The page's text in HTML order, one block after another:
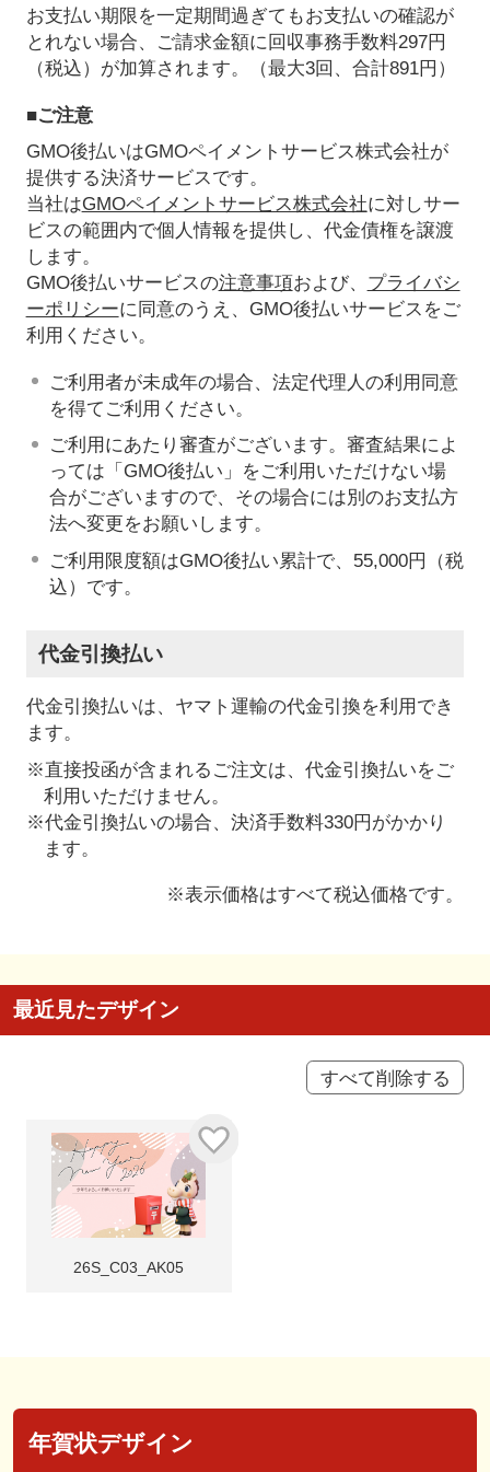
お支払い期限を一定期間過ぎてもお支払いの確認が
とれない場合、ご請求金額に回収事務手数料297円
（税込）が加算されます。（最大3回、合計891円）
■ご注意
GMO後払いはGMOペイメントサービス株式会社が
提供する決済サービスです。
当社はGMOペイメントサービス株式会社に対しサー
ビスの範囲内で個人情報を提供し、代金債権を譲渡
します。
GMO後払いサービスの注意事項および、 プライバシ
ーポリシーに同意のうえ、GMO後払いサービスをご
利用ください。
ご利用者が未成年の場合、法定代理人の利用同意
を得てご利用ください。
ご利用にあたり審査がございます。審査結果によ
っては「GMO後払い」をご利用いただけない場
合がございますので、その場合には別のお支払方
法へ変更をお願いします。
ご利用限度額はGMO後払い累計で、55,000円（税
込）です。
代金引換払い
代金引換払いは、ヤマト運輸の代金引換を利用でき
ます。
※直接投函が含まれるご注文は、代金引換払いをご
利用いただけません。
※代金引換払いの場合、決済手数料330円がかかり
ます。
※表示価格はすべて税込価格です。
最近見たデザイン
すべて削除する
26S_C03_AK05
年賀状デザイン